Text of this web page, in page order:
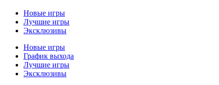
Новые игры
Лучшие игры
Эксклюзивы
Новые игры
График выхода
Лучшие игры
Эксклюзивы